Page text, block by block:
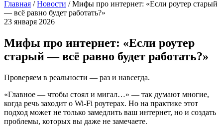
Главная / Новости /Мифы про интернет: «Если роутер старый
— всё равно будет работать?»
23 января 2026
Мифы про интернет: «Если роутер
старый — всё равно будет работать?»
Проверяем в реальности — раз и навсегда.
«Главное — чтобы стоял и мигал…» — так думают многие,
когда речь заходит о Wi-Fi роутерах. Но на практике этот
подход может не только замедлить ваш интернет, но и создать
проблемы, которых вы даже не замечаете.